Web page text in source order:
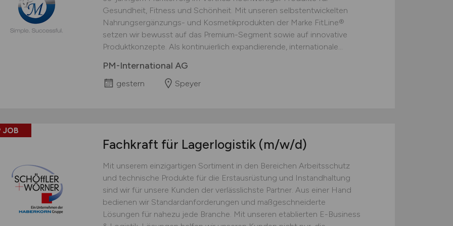
Gesundheit, Fitness und Schönheit. Mit unseren selbstentwickelten
Nahrungsergänzungs- und Kosmetikprodukten der Marke FitLine®
setzen wir bewusst auf das Premium-Segment sowie auf innovative
Produktkonzepte. Als kontinuierlich expandierende, internationale...
PM-International AG
gestern Speyer
JOB
Fachkraft für Lagerlogistik (m/w/d)
Mit unserem einzigartigen Sortiment in den Bereichen Arbeitsschutz
und technische Produkte für die Erstausrüstung und Instandhaltung
sind wir für unsere Kunden der verlässlichste Partner. Aus einer Hand
bedienen wir Standardanforderungen und maßgeschneiderte
Lösungen für nahezu jede Branche. Mit unseren etablierten E-Business